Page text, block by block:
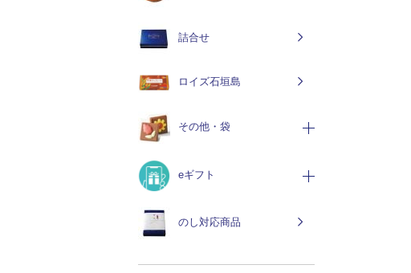
詰合せ
ロイズ石垣島
その他・袋
eギフト
のし対応商品